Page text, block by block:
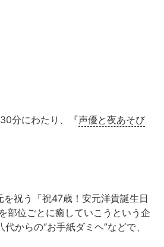
分にわたり、『声優と夜あそび
祝う「祝47歳！安元洋貴誕生日
部位ごとに癒していこうという企
からの“お手紙ダミヘ”などで、